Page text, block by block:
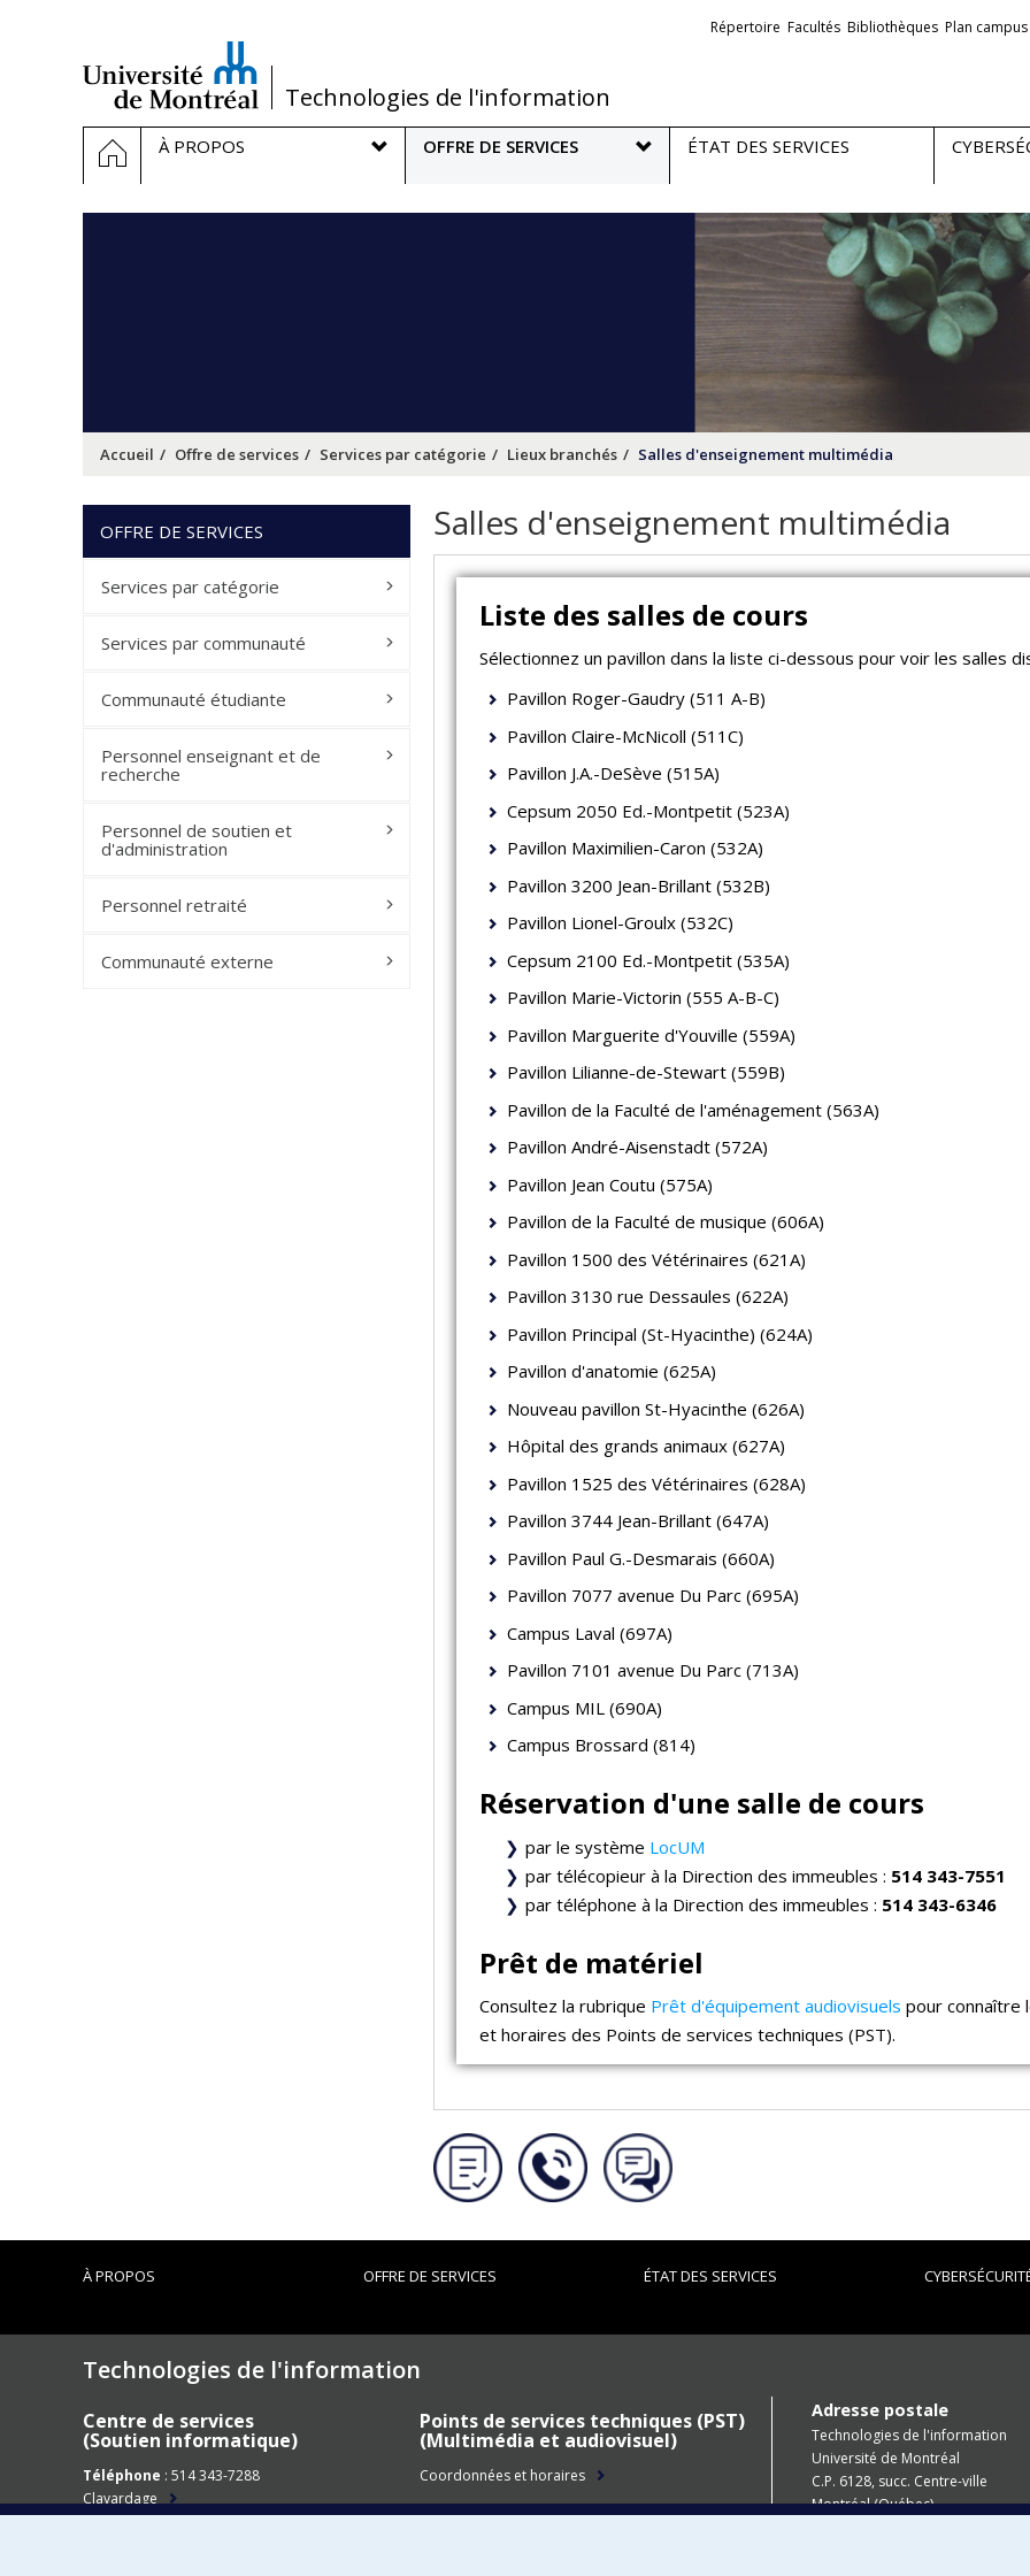
/
Technologies de l'information
Liens
Répertoire Facultés Bibliothèques Plan campus
Navigation
principale
ACCUEIL
À PROPOS OFFRE DE SERVICES ÉTAT DES SERVICES
Accueil Offre de services Services par catégorie Lieux branchés Salles d'enseignement multimédia
Salles d'enseignement multimédia
Liste des salles de cours
Sélectionnez un pavillon dans la liste ci-dessous pour voir les salles
Pavillon Roger-Gaudry (511 A-B)
Pavillon Claire-McNicoll (511C)
Pavillon J.A.-DeSève (515A)
Cepsum 2050 Ed.-Montpetit (523A)
Pavillon Maximilien-Caron (532A)
Pavillon 3200 Jean-Brillant (532B)
Pavillon Lionel-Groulx (532C)
Cepsum 2100 Ed.-Montpetit (535A)
Pavillon Marie-Victorin (555 A-B-C)
Pavillon Marguerite d'Youville (559A)
Pavillon Lilianne-de-Stewart (559B)
Pavillon de la Faculté de l'aménagement (563A)
Pavillon André-Aisenstadt (572A)
Pavillon Jean Coutu (575A)
Pavillon de la Faculté de musique (606A)
Pavillon 1500 des Vétérinaires (621A)
Pavillon 3130 rue Dessaules (622A)
Pavillon Principal (St-Hyacinthe) (624A)
Pavillon d'anatomie (625A)
Nouveau pavillon St-Hyacinthe (626A)
Hôpital des grands animaux (627A)
Pavillon 1525 des Vétérinaires (628A)
Pavillon 3744 Jean-Brillant (647A)
Pavillon Paul G.-Desmarais (660A)
Pavillon 7077 avenue Du Parc (695A)
Campus Laval (697A)
Pavillon 7101 avenue Du Parc (713A)
Campus MIL (690A)
Campus Brossard (814)
Réservation d'une salle de cours
par le système LocUM
par télécopieur à la Direction des immeubles : 514 343-7551
par téléphone à la Direction des immeubles : 514 343-6346
Prêt de matériel
Consultez la rubrique Prêt d'équipement audiovisuels pour connaître
et horaires des Points de services techniques (PST).
OFFRE DE SERVICES
Services par catégorie
Services par communauté
Communauté étudiante
Personnel enseignant et de
recherche
Personnel de soutien et
d'administration
Personnel retraité
Communauté externe
À PROPOS OFFRE DE SERVICES ÉTAT DES SERVICES
Technologies de l'information
Centre de services
(Soutien informatique)
Téléphone : 514 343-7288
Clavardage
Centre d'assistance TI
Points de services techniques (PST)
(Multimédia et audiovisuel)
Coordonnées et horaires
Adresse postale
Technologies de l'information
Université de Montréal
C.P. 6128, succ. Centre-ville
Montréal (Québec)